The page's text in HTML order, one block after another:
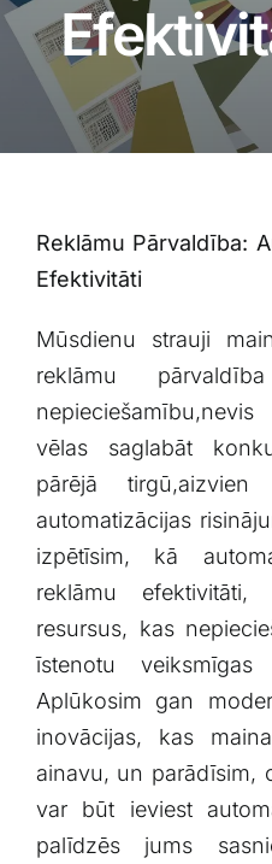
Blogs
Attēlu galerija
Par mums
Vakances
BUJ
Kontakti
Klientu portāls
Reklāmu Pārvaldība:
Efektivitāti
Mūsdienu⁣ strauji⁤
reklāmu
vēlas saglabāt
pārējā
automatizācijas
izpētīsim, kā
reklāmu
resursus, ​kas
īstenotu veiksmīgas
Aplūkosim gan
inovācijas, ⁢kas
ainavu,​ un parādīsim,
var būt ieviest
palīdzēs jums